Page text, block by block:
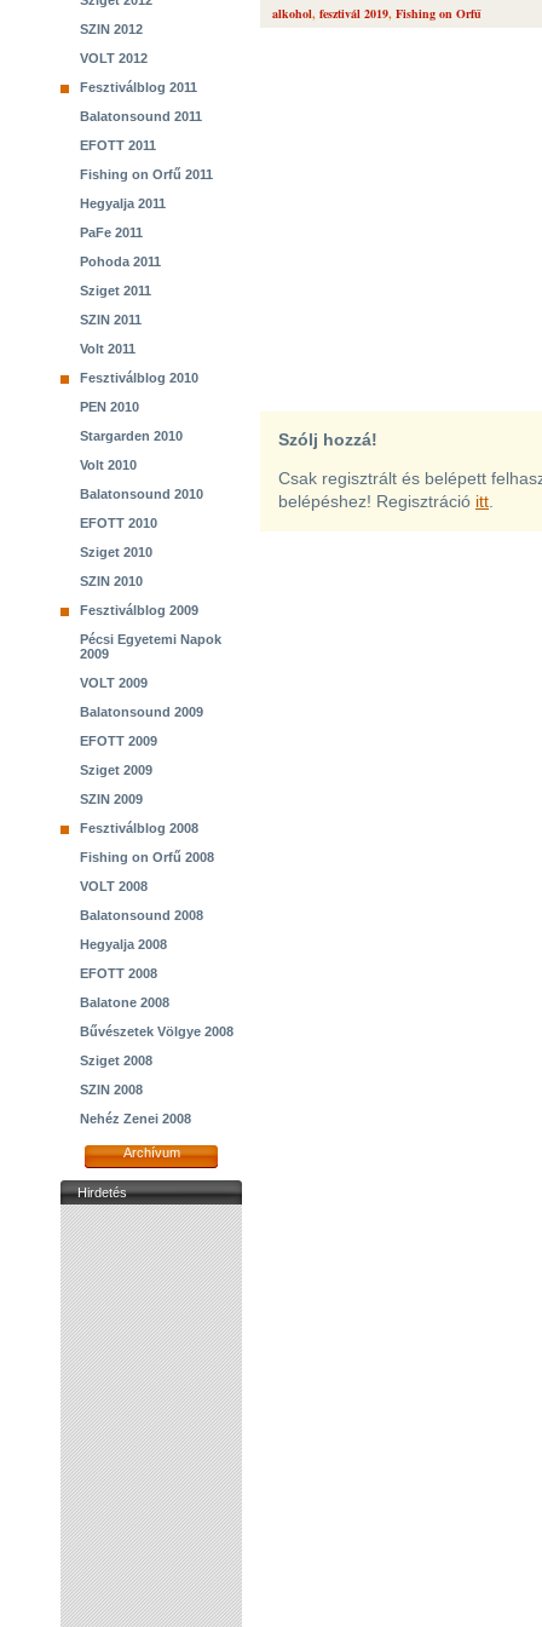
SZIN 2012
VOLT 2012
Fesztiválblog 2011
Balatonsound 2011
EFOTT 2011
Fishing on Orfű 2011
Hegyalja 2011
PaFe 2011
Pohoda 2011
Sziget 2011
SZIN 2011
Volt 2011
Fesztiválblog 2010
PEN 2010
Stargarden 2010
Volt 2010
Balatonsound 2010
EFOTT 2010
Sziget 2010
SZIN 2010
Fesztiválblog 2009
Pécsi Egyetemi Napok
2009
VOLT 2009
Balatonsound 2009
EFOTT 2009
Sziget 2009
SZIN 2009
Fesztiválblog 2008
Fishing on Orfű 2008
VOLT 2008
Balatonsound 2008
Hegyalja 2008
EFOTT 2008
Balatone 2008
Bűvészetek Völgye 2008
Sziget 2008
SZIN 2008
Nehéz Zenei 2008
Archívum
Hirdetés
alkohol, fesztivál 2019, Fishing on Orfű
Szólj hozzá!
Csak regisztrált és belépett
belépéshez! Regisztráció itt